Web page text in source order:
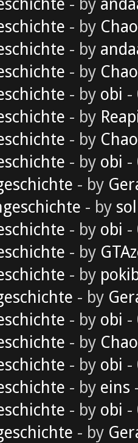
- by
- by
- by
- by
- by obi -
- by
- by
- by obi -
- by
- by
- by obi -
- by
- by
- by
- by obi -
- by
- by obi -
- by eins
- by obi -
- by